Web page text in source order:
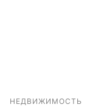
НЕДВИЖИМОСТЬ